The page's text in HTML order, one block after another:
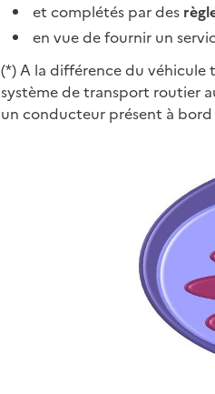
et complétés par des
en vue de fournir un
(*) A la différence du
système de transport routier
un conducteur présent à bord